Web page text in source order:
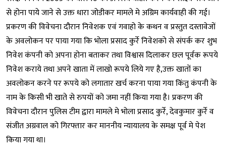
से होना पाये जाने से उक्त धारा जोडीकर मामले मे अग्रिम कार्यवाही की गई।
प्रकरण की विवेचना दौरान निवेशक एवं गवाहो के कथन व प्रस्तुत दस्तावेजों
के अवलोकन पर पाया गया कि भोला प्रसाद कुर्रे निवेशको से संपर्क कर शुभ
निवेश कंपनी को अपना होना बताकर तथा विश्वास दिलाकर छल पूर्वक रूपये
निवेश कराये तथा अपने खाता में लाखो रूपये लिये गए है,उक्त खातों का
अवलोकन करने पर रूपये को लगातार खर्च करना पाया गया किंतु कंपनी के
नाम के किसी भी खाते से रुपयों को जमा नहीं किया गया है। प्रकरण की
विवेचना दौरान पुलिस टीम द्वारा मामले मे भोला प्रसाद कुर्रे, देवकुमार कुर्रे व
संजीत अग्रवाल को गिरफ्तार कर माननीय न्यायालय के समक्ष पूर्व मे पेश
किया गया था।